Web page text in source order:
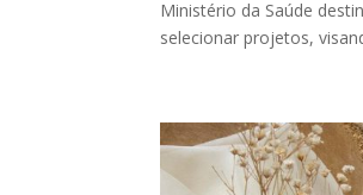
Ministério da Saúde
selecionar projetos,